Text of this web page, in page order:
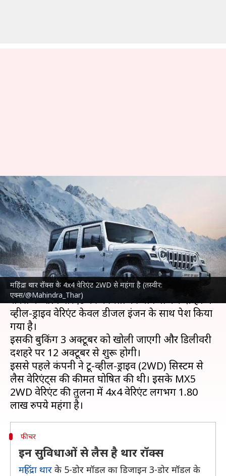
महिंद्रा थार रॉक्स के 4x4 वेरिएंट 2WD से महंगा है (तस्वीर:
एक्स/@Mahindra_Thar)
महिंद्रा थार रॉक्स के 4x4 वेरिएंट की
कीमत घोषित, जानिए क्या है इसमें
खास
लेखन दिनेश चंद शर्मा Sep 25, 2024 05:41 pm
क्या है खबर?
महिंद्रा एंड महिंद्राने आज (25 सितंबर) को अपनी थार
रॉक्स के 4x4 वेरिएंट की कीमतों की घोषणा कर दी है। 4-
व्हील-ड्राइव वेरिएंट केवल डीजल इंजन के साथ पेश किया
गया है।
इसकी बुकिंग 3 अक्टूबर को खोली जाएगी और डिलीवरी
दशहरे पर 12 अक्टूबर से शुरू होगी।
इससे पहले कंपनी ने टू-व्हील-ड्राइव (2WD) सिस्टम से
लैस वेरिएंट्स की कीमत घोषित की थी। इसके MX5
2WD वेरिएंट की तुलना में 4x4 वेरिएंट लगभग 1.80
फीचर
इन सुविधाओं से लैस है थार रॉक्स
महिंद्रा थार के 5-डोर मॉडल का डिजाइन 3-डोर मॉडल के